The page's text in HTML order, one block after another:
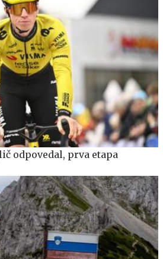
odpovedal, prva etapa